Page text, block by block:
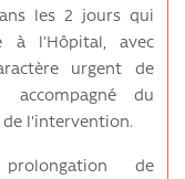
les 2 jours qui
à l’Hôpital, avec
urgent de
accompagné du
l'intervention.
de